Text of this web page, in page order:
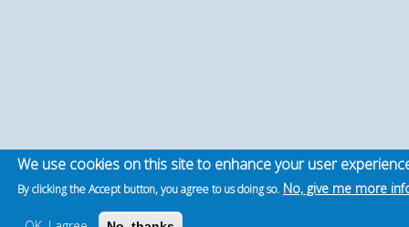
We use cookies on this site to enhance your user
By clicking the Accept button, you agree to us doing so. No, give me more